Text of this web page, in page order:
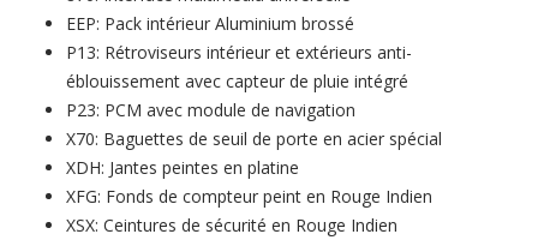
EEP: Pack intérieur Aluminium brossé
P13: Rétroviseurs intérieur et extérieurs anti-
éblouissement avec capteur de pluie intégré
P23: PCM avec module de navigation
X70: Baguettes de seuil de porte en acier spécial
XDH: Jantes peintes en platine
XFG: Fonds de compteur peint en Rouge Indien
XSX: Ceintures de sécurité en Rouge Indien